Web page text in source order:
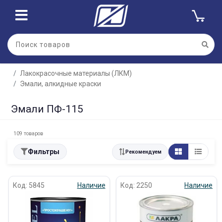
Лакокрасочные материалы (ЛКМ)
Эмали, алкидные краски
Эмали ПФ-115
109 товаров
Фильтры Рекомендуем
Код: 5845 Наличие Код: 2250 Наличие